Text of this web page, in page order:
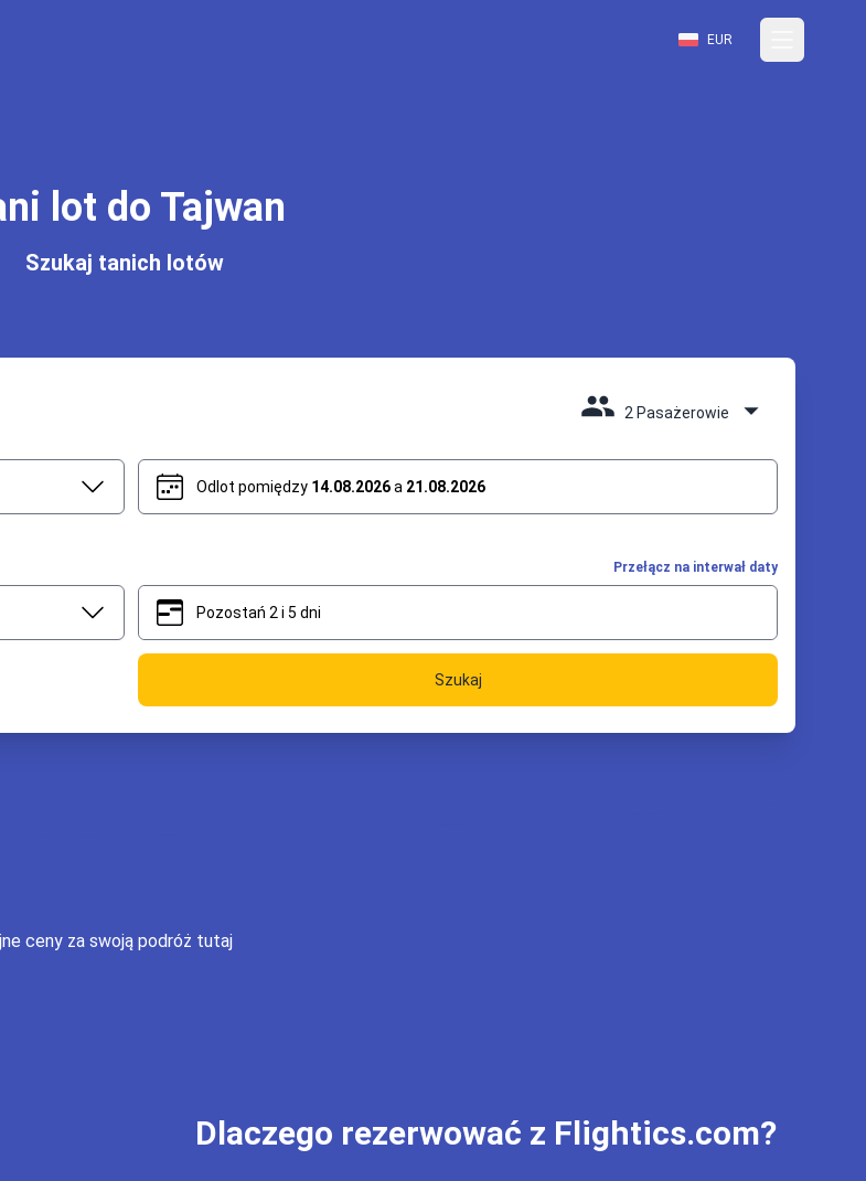
EUR
lot do Tajwan
Szukaj tanich lotów
2 Pasażerowie
Odlot pomiędzy 14.08.2026a 21.08.2026
Przełącz na interwał daty
Pozostań 2 i 5 dni
Szukaj
ceny za swoją podróż tutaj
Dlaczego rezerwować z Flightics.com?